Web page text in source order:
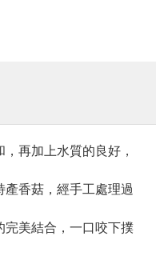
再加上水質的良好，
香菇，經手工處理過
美結合，一口咬下撲